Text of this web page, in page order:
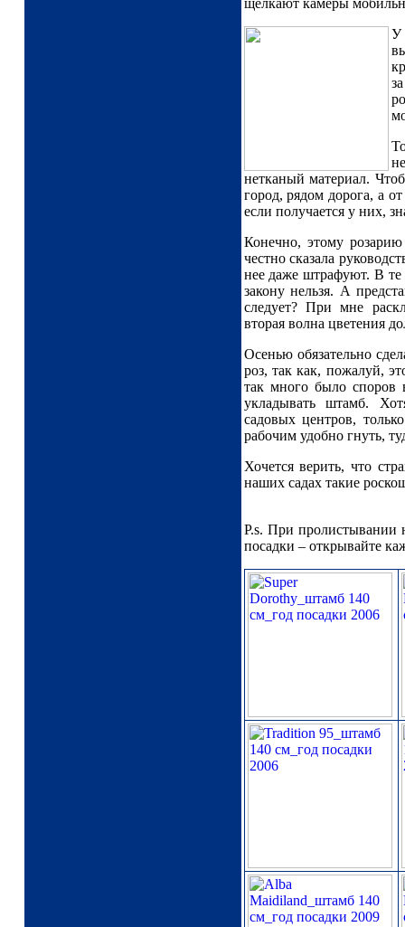
щелкают камеры
У
нетканый материал.
город, рядом дорога, а
если получается у них,
Конечно, этому
честно сказала
нее даже штрафуют. В те
закону нельзя. А
следует? При мне
вторая волна цветения
Осенью обязательно
роз, так как, пожалуй,
так много было
укладывать штамб.
садовых центров,
рабочим удобно гнуть,
Хочется верить, что
наших садах такие
P.s. При пролистывании
посадки – открывайте